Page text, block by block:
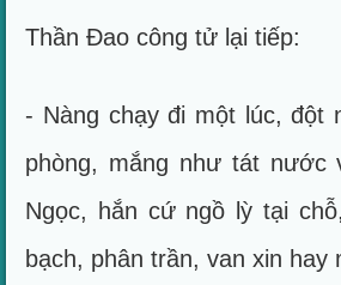
Thần Đao công tử lại tiếp:
- Nàng chạy đi một lúc, đột
phòng, mắng như tát nước
Ngọc, hắn cứ ngồ lỳ tại
bạch, phân trần, van xin hay